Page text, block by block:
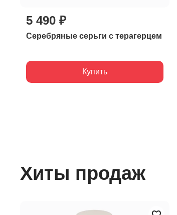
5 490 ₽
Серебряные серьги с терагерцем
Купить
Хиты продаж